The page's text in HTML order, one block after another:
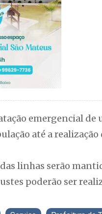
emergencial de
até a
linhas serão
poderão ser